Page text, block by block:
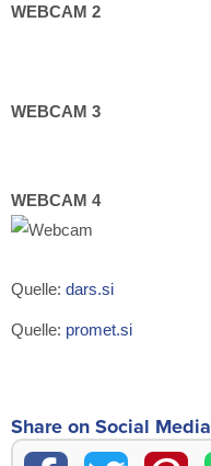
WEBCAM 2
WEBCAM 3
WEBCAM 4
Quelle: dars.si
Quelle: promet.si
Share on Social Media